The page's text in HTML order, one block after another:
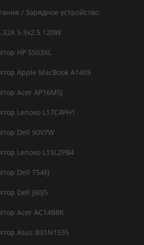
/ Зарядное устройство
5.5x2.5 120W
HP SS03XL
Apple MacBook A1405
Acer AP16M5J
Lenovo L17C4PH1
Dell 90V7W
Lenovo L15L2PB4
Dell T54FJ
Dell J60J5
Acer AC14B8K
Asus B31N1535